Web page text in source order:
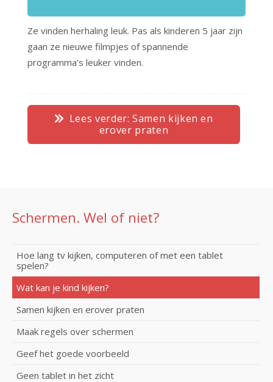
Ze vinden herhaling leuk. Pas als kinderen 5 jaar zijn
gaan ze nieuwe filmpjes of spannende
programma’s leuker vinden.
Lees verder: Samen kijken en
erover praten
Schermen. Wel of niet?
Hoe lang tv kijken, computeren of met een tablet
spelen?
Wat kan je kind kijken?
Samen kijken en erover praten
Maak regels over schermen
Geef het goede voorbeeld
Geen tablet in het zicht